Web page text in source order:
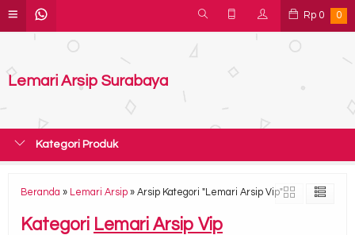
Rp 0 0
Lemari Arsip Surabaya
Kategori Produk
Beranda » Lemari Arsip » Arsip Kategori "Lemari Arsip Vip"
Kategori Lemari Arsip Vip